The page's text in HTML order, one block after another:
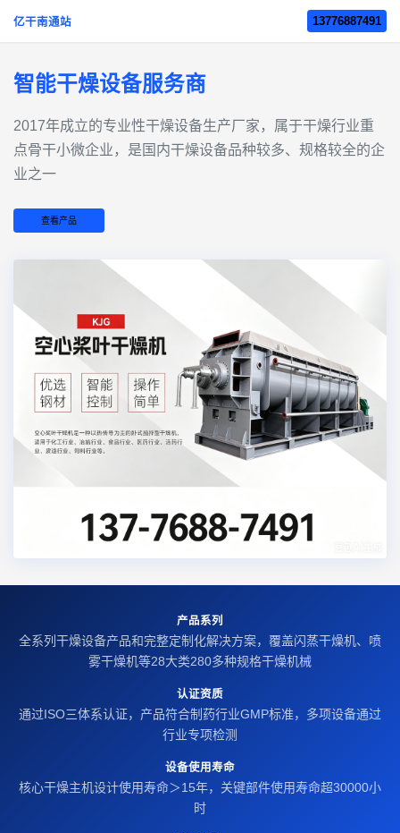
亿干南通站 13776887491
智能干燥设备服务商
2017年成立的‌专业性干燥设备生产厂家‌，属于干燥行业重
点骨干小微企业，是国内干燥设备品种较多、规格较全的企
业之一
查看产品
产品系列
全系列干燥设备产品和完整定制化解决方案，覆盖闪蒸干燥机、喷
雾干燥机等28大类280多种规格干燥机械
认证资质
通过ISO三体系认证，产品符合制药行业GMP标准，多项设备通过
行业专项检测
设备使用寿命
核心干燥主机设计使用寿命＞15年，关键部件使用寿命超30000小
时